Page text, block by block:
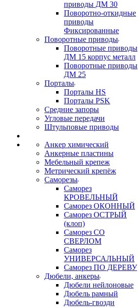
приводы ДМ 30
Поворотно-откидные
приводы
Фиксированные
Поворотные приводы
Поворотные приводы
ДМ 15 корпус металл
Поворотные приводы
ДМ 25
Порталы
Порталы HS
Порталы PSK
Средние запоры
Угловые передачи
Штульповые приводы
Анкер химический
Анкерные пластины
Мебельный крепеж
Метрический крепёж
Саморезы
Саморез
КРОВЕЛЬНЫЙ
Саморез ОКОННЫЙ
Саморез ОСТРЫЙ
(клоп)
Саморез СО
СВЕРЛОМ
Саморез
УНИВЕРСАЛЬНЫЙ
Саморез ПО ДЕРЕВУ
Дюбели, анкеры
Дюбели нейлоновые
Дюбель рамный
Дюбель-гвозди